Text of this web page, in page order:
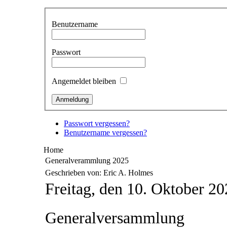
Benutzername
Passwort
Angemeldet bleiben
Passwort vergessen?
Benutzername vergessen?
Home
Generalverammlung 2025
Geschrieben von: Eric A. Holmes
Freitag, den 10. Oktober
Generalversammlung